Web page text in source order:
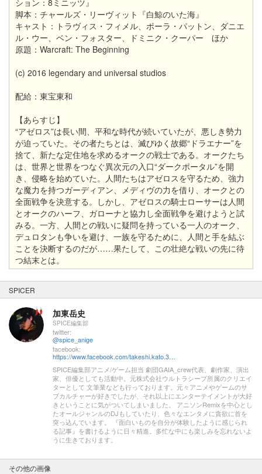
ション：8ミニッツ』
脚本：チャールズ・リーヴィット『白鯨のいた海』
キャスト：トラヴィス・フィメル、ポーラ・パットン、ダニエ
ル・ウー、ベン・フォスター、ドミニク・クーパー ほか
原題：Warcraft: The Beginning
(c) 2016 legendary and universal studios
配給：東宝東和
【あらすじ】
“アゼロス”は長い間、平和な時代が続いていたが、悪しき勢力
が迫っていた。その者たちとは、滅びゆく故郷“ドラエナー”を
捨て、新たな定住地を求めるオークの戦士である。オークたち
は、世界と世界をつなぐ異次元の入口“ダークポータル”を開
き、侵略を始めていた。人間たちはアゼロスを守るため、強力
な魔力を持つガーディアン、メディヴの力を借り、オークとの
全面戦争を決意する。しかし、アゼロスの騎士ローサーは人間
とオークのハーフ、ガローナと協力し全面戦争を避けようと試
みる。一方、人間との戦いに疑問を持っている一人のオーク、
デュロタンも争いを避け、一族を守るために、人間と手を結ぶ
ことを決断するのだが……果たして、この壮絶な戦いの先に待
つ結末とは。
SPICER
加東岳史
SPICE編集部
twitter:
@spice_anige
facebook:
https://www.facebook.com/takeshi.kato.3557
SPICE編集部アニメ/ゲーム担当 劇団GAIA_crew代表、劇作家、演出
家、俳優としても活動中。元株式会社ウルトラシープ所属のクリエイ
ターとして 文筆業なども行っております。元々アニメやゲームのサ
ブカルチャーが好きでしたが、それ以上にエンターテイメントが大好
きということに気がついてしまいました。 アニソンRemixを中心とし
たオールジャンルのDJもしていたり、色々なエンタメに貪欲に首を
突っ込んでいます。 『面白いものを自分が体験したように感じられ
る記事』を書けるように日々精進。多忙な中にも楽しみを忘れないよ
うに生きております。
その他の画像